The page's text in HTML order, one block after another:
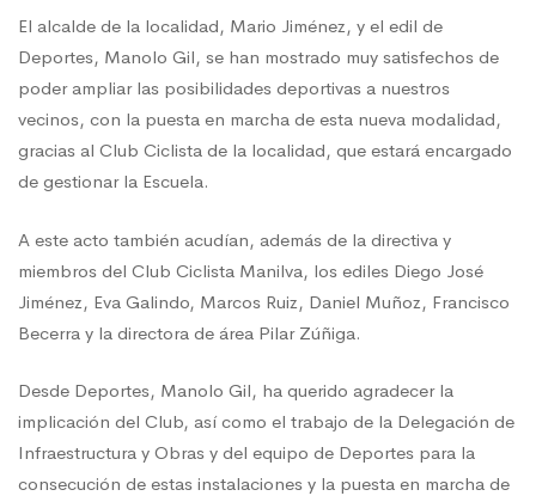
El alcalde de la localidad, Mario Jiménez, y el edil de
Deportes, Manolo Gil, se han mostrado muy satisfechos de
poder ampliar las posibilidades deportivas a nuestros
vecinos, con la puesta en marcha de esta nueva modalidad,
gracias al Club Ciclista de la localidad, que estará encargado
de gestionar la Escuela.
A este acto también acudían, además de la directiva y
miembros del Club Ciclista Manilva, los ediles Diego José
Jiménez, Eva Galindo, Marcos Ruiz, Daniel Muñoz, Francisco
Becerra y la directora de área Pilar Zúñiga.
Desde Deportes, Manolo Gil, ha querido agradecer la
implicación del Club, así como el trabajo de la Delegación de
Infraestructura y Obras y del equipo de Deportes para la
consecución de estas instalaciones y la puesta en marcha de